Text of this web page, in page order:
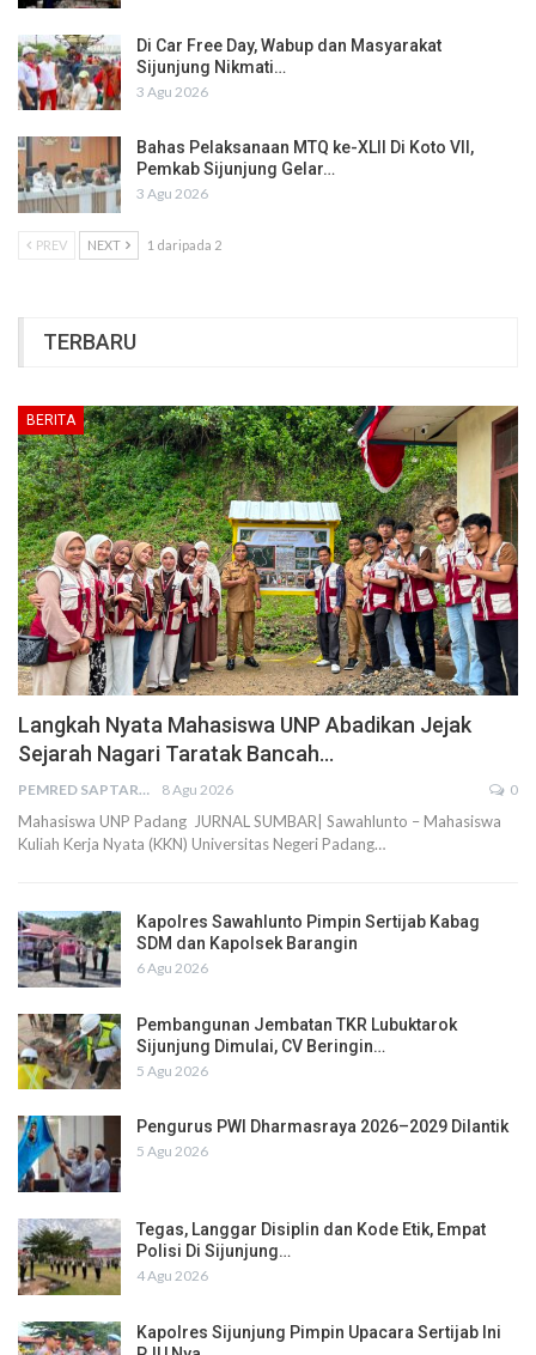
Di Car Free Day, Wabup dan Masyarakat
Sijunjung Nikmati…
3 Agu 2026
Bahas Pelaksanaan MTQ ke-XLII Di Koto VII,
Pemkab Sijunjung Gelar…
3 Agu 2026
PREV NEXT 1 daripada 2
TERBARU
BERITA
Langkah Nyata Mahasiswa UNP Abadikan Jejak
Sejarah Nagari Taratak Bancah…
PEMRED SAPTARIUS 8 Agu 2026 0
Mahasiswa UNP Padang JURNAL SUMBAR| Sawahlunto – Mahasiswa
Kuliah Kerja Nyata (KKN) Universitas Negeri Padang…
Kapolres Sawahlunto Pimpin Sertijab Kabag
SDM dan Kapolsek Barangin
6 Agu 2026
Pembangunan Jembatan TKR Lubuktarok
Sijunjung Dimulai, CV Beringin…
5 Agu 2026
Pengurus PWI Dharmasraya 2026–2029 Dilantik
5 Agu 2026
Tegas, Langgar Disiplin dan Kode Etik, Empat
Polisi Di Sijunjung…
4 Agu 2026
Kapolres Sijunjung Pimpin Upacara Sertijab Ini